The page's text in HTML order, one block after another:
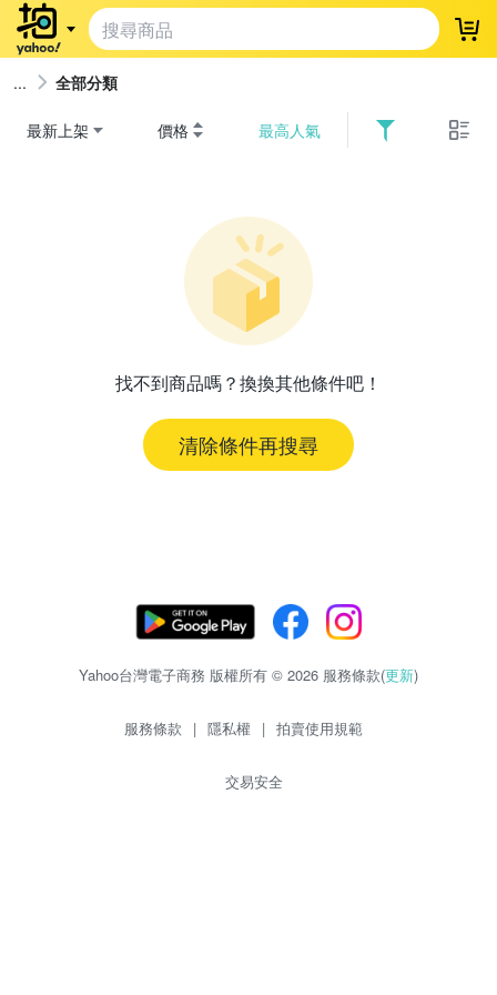
登
全部分類
最新上架 價格 最高人氣
找不到商品嗎？換換其他條件吧！
清除條件再搜尋
Yahoo台灣電子商務 版權所有 © 2026 服務條款(更新)
服務條款 | 隱私權 | 拍賣使用規範
交易安全